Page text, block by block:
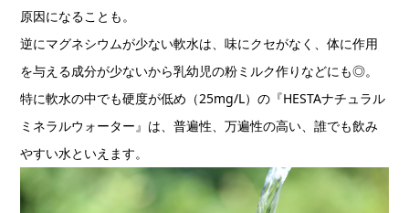
原因になることも。
逆にマグネシウムが少ない軟水は、味にクセがなく、体に作用
を与える成分が少ないから乳幼児の粉ミルク作りなどにも◎。
特に軟水の中でも硬度が低め（25mg/L）の『HESTAナチュラル
ミネラルウォーター』は、普遍性、万遍性の高い、誰でも飲み
やすい水といえます。